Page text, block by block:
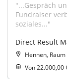
"...Gespräch
Fundraiser
soziales..."
Direct Result
Hennen, Raum
Von 22.000,00